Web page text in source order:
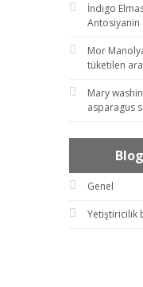
İndigo
Antosiyanin
Mor
tüketilen
Mary
asparagus
Genel
Yetiştiricilik